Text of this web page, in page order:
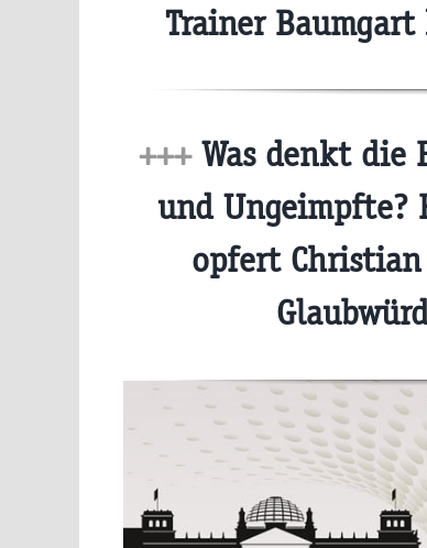
Trainer
+++Was denkt die
und Ungeimpfte?
opfert